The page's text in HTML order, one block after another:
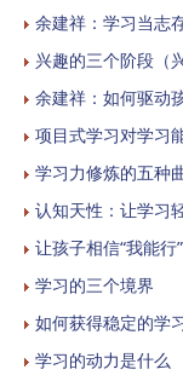
余建祥：学习当志
兴趣的三个阶段（
余建祥：如何驱动
项目式学习对学习
学习力修炼的五种
认知天性：让学习
让孩子相信“我能行
学习的三个境界
如何获得稳定的学
学习的动力是什么